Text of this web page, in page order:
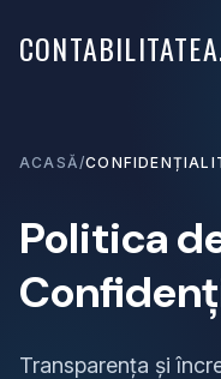
ACASĂ/
Politica
Transparența și